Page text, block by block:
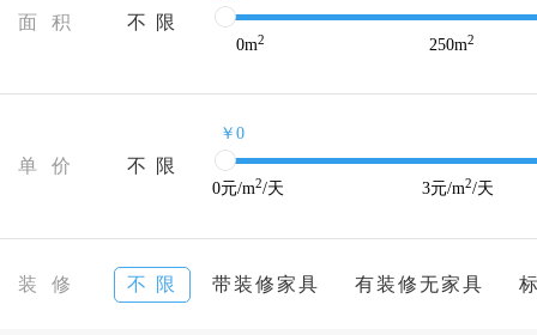
面 积 不 限
0m2 250m2
单 价 不 限
￥0
0元/m2/天 3元/m2/天
装 修 不 限 带装修家具 有装修无家具